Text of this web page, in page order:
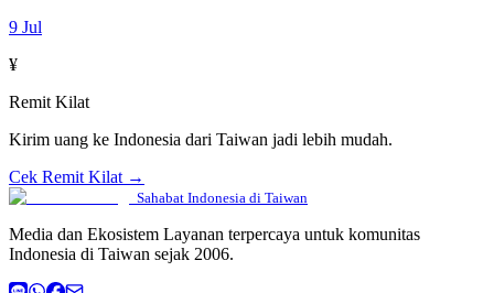
9 Jul
¥
Remit Kilat
Kirim uang ke Indonesia dari Taiwan jadi lebih mudah.
Cek Remit Kilat →
Sahabat Indonesia di Taiwan
Media dan Ekosistem Layanan terpercaya untuk komunitas
Indonesia di Taiwan sejak 2006.